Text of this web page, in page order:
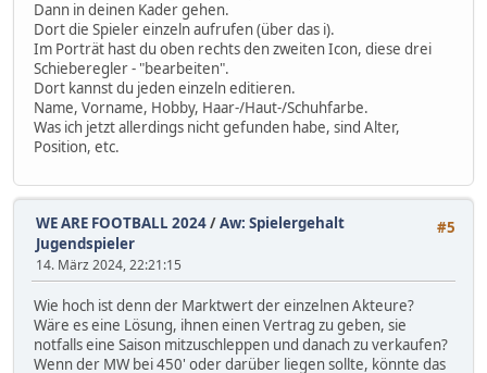
Dann in deinen Kader gehen.
Dort die Spieler einzeln aufrufen (über das i).
Im Porträt hast du oben rechts den zweiten Icon, diese drei
Schieberegler - "bearbeiten".
Dort kannst du jeden einzeln editieren.
Name, Vorname, Hobby, Haar-/Haut-/Schuhfarbe.
Was ich jetzt allerdings nicht gefunden habe, sind Alter,
Position, etc.
#5
WE ARE FOOTBALL 2024/Aw: Spielergehalt
Jugendspieler
14. März 2024, 22:21:15
Wie hoch ist denn der Marktwert der einzelnen Akteure?
Wäre es eine Lösung, ihnen einen Vertrag zu geben, sie
notfalls eine Saison mitzuschleppen und danach zu verkaufen?
Wenn der MW bei 450' oder darüber liegen sollte, könnte das